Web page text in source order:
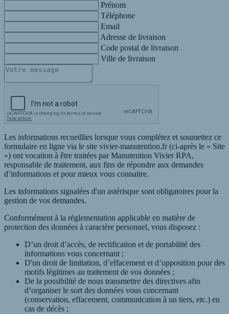
Prénom
Téléphone
Email
Adresse de livraison
Code postal de livraison
Ville de livraison
Les informations recueillies lorsque vous complétez et soumettez ce
formulaire en ligne via le site vivier-manutention.fr (ci-après le « Site
») ont vocation à être traitées par Manutention Vivier RPA,
responsable de traitement, aux fins de répondre aux demandes
d’informations et pour mieux vous connaitre.
Les informations signalées d'un astérisque sont obligatoires pour la
gestion de vos demandes.
Conformément à la réglementation applicable en matière de
protection des données à caractère personnel, vous disposez :
D’un droit d’accès, de rectification et de portabilité des
informations vous concernant ;
D'un droit de limitation, d’effacement et d’opposition pour des
motifs légitimes au traitement de vos données ;
De la possibilité de nous transmettre des directives afin
d’organiser le sort des données vous concernant
(conservation, effacement, communication à un tiers, etc.) en
cas de décès ;